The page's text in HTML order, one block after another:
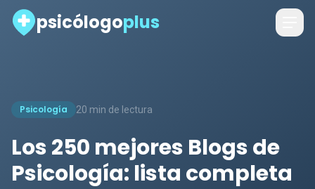
psicólogoplus
Psicología 20 min de lectura
Los 250 mejores Blogs de
Psicología: lista completa